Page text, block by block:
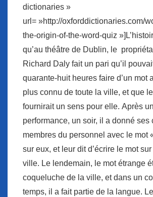
dictionaries »
url= »http://oxforddictionaries.com/
the-origin-of-the-word-quiz
qu’au théâtre de Dublin, le
Richard Daly fait un pari qu’il
quarante-huit heures faire d’un mot
plus connu de toute la ville, et que
fournirait un sens pour elle. Après
performance, un soir, il a donné ses
membres du personnel avec le mot
sur ​​eux, et leur dit d’écrire le mot
ville. Le lendemain, le mot étrange
coqueluche de la ville, et dans un
temps, il a fait partie de la langue.